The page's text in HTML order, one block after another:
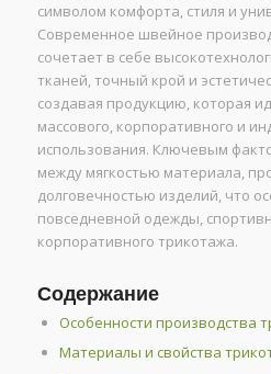
символом комфорта, стиля и
Современное швейное
сочетает в себе
тканей, точный крой и
создавая продукцию, которая
массового, корпоративного и
использования. Ключевым
между мягкостью материала,
долговечностью изделий, что
повседневной одежды,
корпоративного трикотажа.
Содержание
Особенности производства
Материалы и свойства